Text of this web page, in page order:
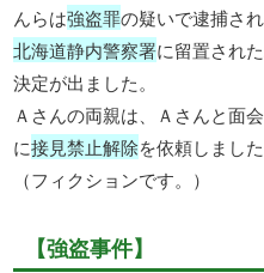
んらは強盗罪の疑いで逮捕され
北海道静内警察署に留置され
決定が出ました。
Ａさんの両親は、Ａさんと面
に接見禁止解除を依頼しました
（フィクションです。）
【強盗事件】